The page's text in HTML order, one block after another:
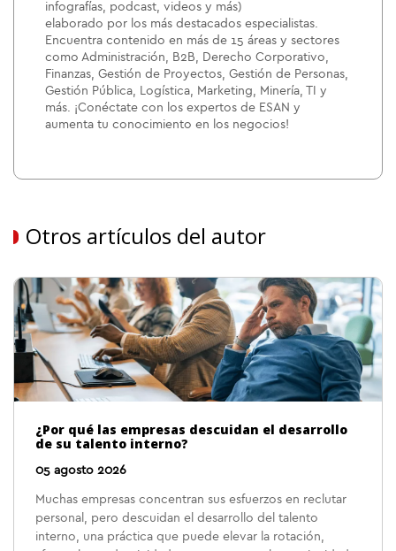
infografías, podcast, videos y más)
elaborado por los más destacados especialistas.
Encuentra contenido en más de 15 áreas y sectores
como Administración, B2B, Derecho Corporativo,
Finanzas, Gestión de Proyectos, Gestión de Personas,
Gestión Pública, Logística, Marketing, Minería, TI y
más. ¡Conéctate con los expertos de ESAN y
aumenta tu conocimiento en los negocios!
Otros artículos del autor
¿Por qué las empresas descuidan el desarrollo
de su talento interno?
05 agosto 2026
Muchas empresas concentran sus esfuerzos en reclutar
personal, pero descuidan el desarrollo del talento
interno, una práctica que puede elevar la rotación,